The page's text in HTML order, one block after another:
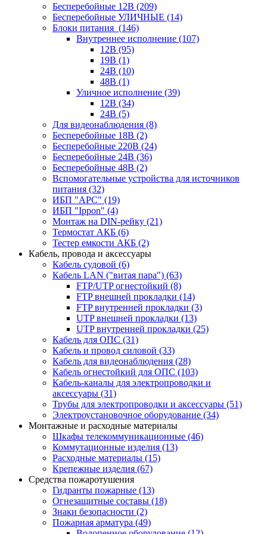
Бесперебойные 12В (209)
Бесперебойные УЛИЧНЫЕ (14)
Блоки питания (146)
Внутреннее исполнение (107)
12В (95)
19В (1)
24В (10)
48В (1)
Уличное исполнение (39)
12В (34)
24В (5)
Для видеонаблюдения (8)
Бесперебойные 18В (2)
Бесперебойные 220В (24)
Бесперебойные 24В (36)
Бесперебойные 48В (2)
Вспомогательные устройства для источников
питания (32)
ИБП "APC" (19)
ИБП "Ippon" (4)
Монтаж на DIN-рейку (21)
Термостат АКБ (6)
Тестер емкости АКБ (2)
Кабель, провода и аксессуары
Кабель судовой (6)
Кабель LAN ("витая пара") (63)
FTP/UTP огнестойкий (8)
FTP внешней прокладки (14)
FTP внутренней прокладки (3)
UTP внешней прокладки (13)
UTP внутренней прокладки (25)
Кабель для ОПС (31)
Кабель и провод силовой (33)
Кабель для видеонаблюдения (28)
Кабель огнестойкий для ОПС (103)
Кабель-каналы для электропроводки и
аксессуары (31)
Трубы для электропроводки и аксессуары (51)
Электроустановочное оборудование (34)
Монтажные и расходные материалы
Шкафы телекоммуникационные (46)
Коммутационные изделия (13)
Расходные материалы (15)
Крепежные изделия (67)
Средства пожаротушения
Гидранты пожарные (13)
Огнезащитные составы (18)
Знаки безопасности (2)
Пожарная арматура (49)